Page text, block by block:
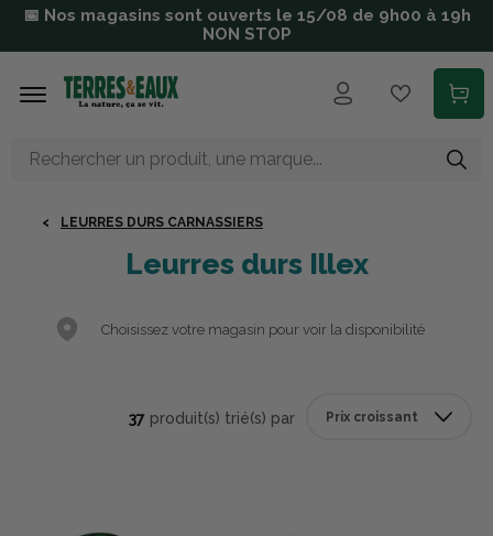
Aller au contenu principal
📅 Nos magasins sont ouverts le 15/08 de 9h00 à 19h
NON STOP
LEURRES DURS CARNASSIERS
Leurres durs Illex
Choisissez votre magasin pour voir la disponibilité
37 produit(s) trié(s) par